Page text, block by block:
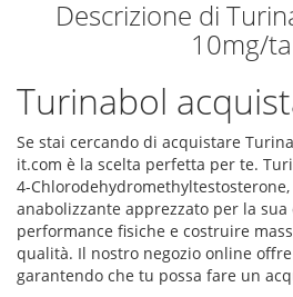
Descrizione di
10mg/
Turinabol
Se stai cercando di acquistare
it.com è la scelta perfetta per te.
4-
anabolizzante apprezzato per la
performance fisiche e costruire
qualità. Il nostro negozio online
garantendo che tu possa fare un